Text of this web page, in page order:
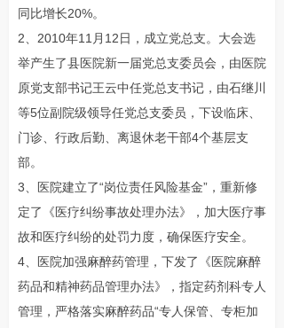
同比增长20%。
2、2010年11月12日，成立党总支。大会选
举产生了县医院新一届党总支委员会，由医院
原党支部书记王云中任党总支书记，由石继川
等5位副院级领导任党总支委员，下设临床、
门诊、行政后勤、离退休老干部4个基层支
部。
3、医院建立了“岗位责任风险基金”，重新修
定了《医疗纠纷事故处理办法》，加大医疗事
故和医疗纠纷的处罚力度，确保医疗安全。
4、医院加强麻醉药管理，下发了《医院麻醉
药品和精神药品管理办法》，指定药剂科专人
管理，严格落实麻醉药品“专人保管、专柜加